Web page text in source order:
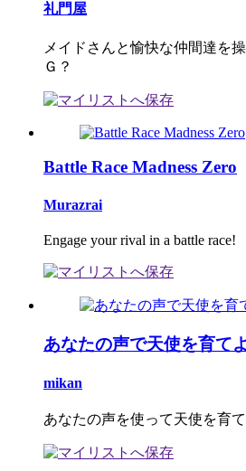
礼門屋
メイドさんと愉快な仲間達を
Ｇ？
Battle Race Madness Zero
Murazrai
Engage your rival in a battle race!
あなたの声で天使を育て
mikan
あなたの声を使って天使を育